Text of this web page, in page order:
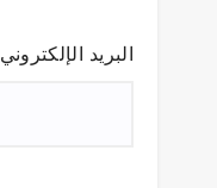
البريد الإلكتروني